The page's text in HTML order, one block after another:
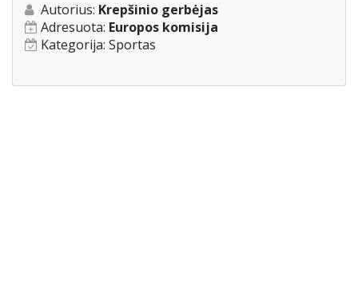
Autorius: Krepšinio gerbėjas
Adresuota: Europos komisija
Kategorija: Sportas